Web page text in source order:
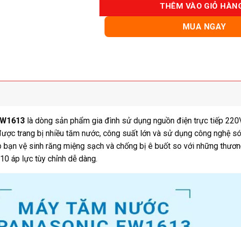
THÊM VÀO GIỎ
MUA NGAY
là dòng sản phẩm gia đình sử dụng nguồn điện trực tiếp
trang bị nhiều tăm nước, công suất lớn và sử dụng công nghệ
vệ sinh răng miệng sạch và chống bị ê buốt so với những
áp lực tùy chỉnh dễ dàng.